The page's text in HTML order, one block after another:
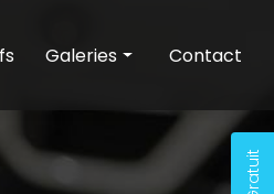
Galeries
Nettoyage auto
Vente de voiture
Contact